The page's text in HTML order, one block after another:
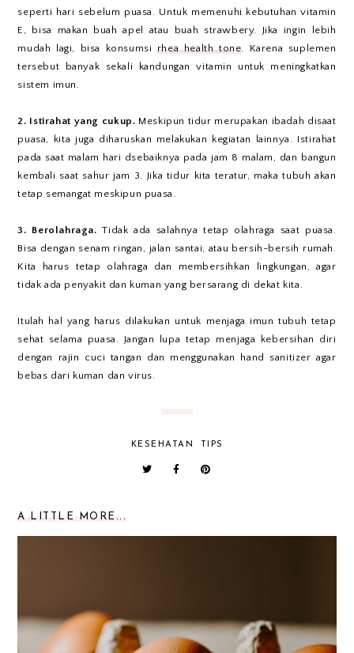
seperti hari sebelum puasa. Untuk memenuhi kebutuhan vitamin
E, bisa makan buah apel atau buah strawbery. Jika ingin lebih
mudah lagi, bisa konsumsi rhea health tone . Karena suplemen
tersebut banyak sekali kandungan vitamin untuk meningkatkan
sistem imun.
2. Istirahat yang cukup. Meskipun tidur merupakan ibadah disaat
puasa, kita juga diharuskan melakukan kegiatan lainnya. Istirahat
pada saat malam hari dsebaiknya pada jam 8 malam, dan bangun
kembali saat sahur jam 3. Jika tidur kita teratur, maka tubuh akan
tetap semangat meskipun puasa.
3. Berolahraga. Tidak ada salahnya tetap olahraga saat puasa.
Bisa dengan senam ringan, jalan santai, atau bersih-bersih rumah.
Kita harus tetap olahraga dan membersihkan lingkungan, agar
tidak ada penyakit dan kuman yang bersarang di dekat kita.
Itulah hal yang harus dilakukan untuk menjaga imun tubuh tetap
sehat selama puasa. Jangan lupa tetap menjaga kebersihan diri
dengan rajin cuci tangan dan menggunakan hand sanitizer agar
bebas dari kuman dan virus.
KESEHATAN TIPS
A LITTLE MORE...